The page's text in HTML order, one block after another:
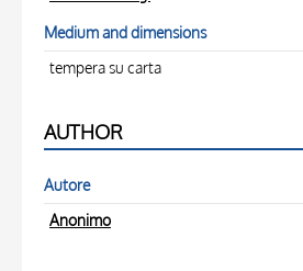
Medium and dimensions
tempera su carta
AUTHOR
Autore
Anonimo